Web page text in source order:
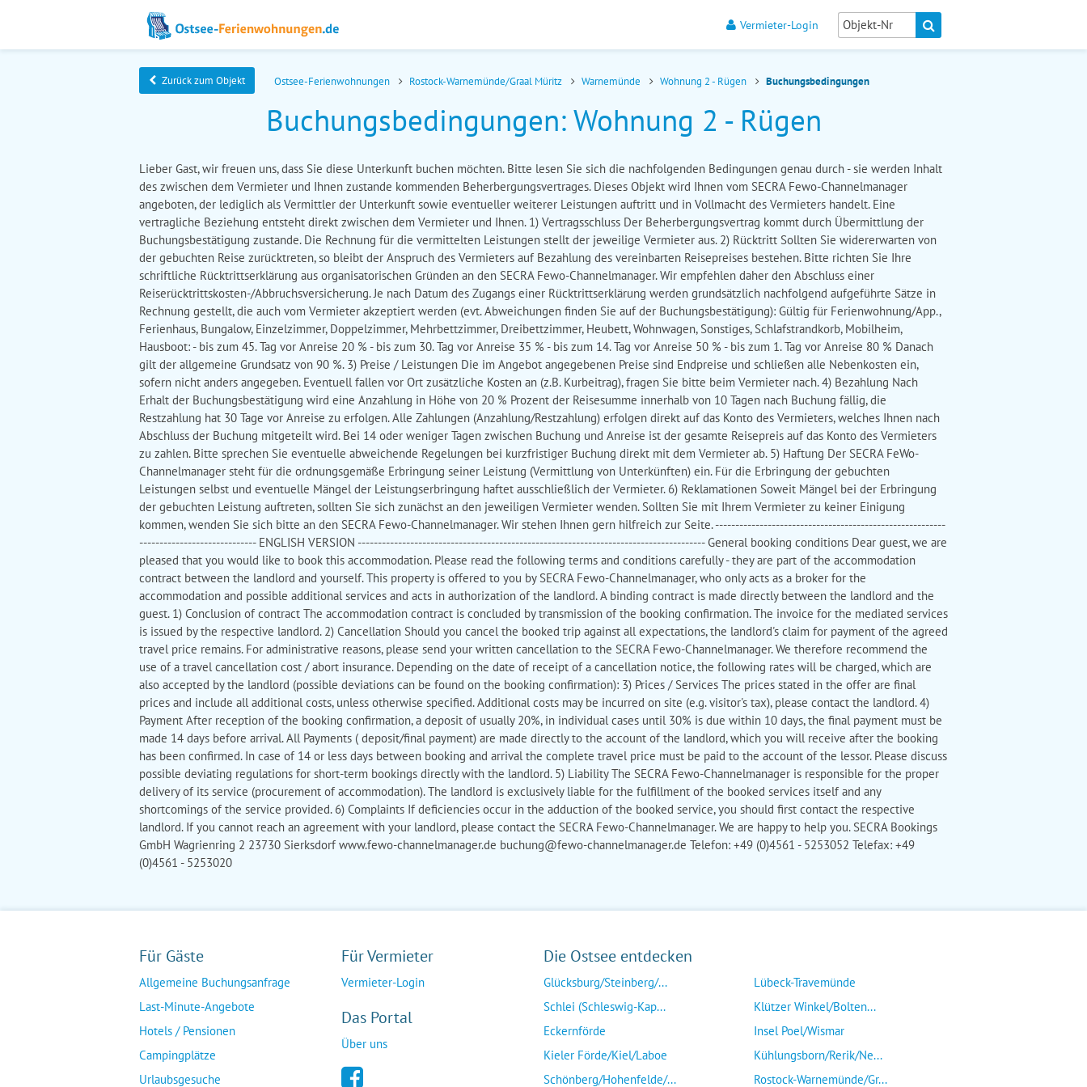
Vermieter-Login
Zurück zum Objekt Ostsee-Ferienwohnungen Rostock-Warnemünde/Graal Müritz Warnemünde Wohnung 2 - Rügen Buchungsbedingungen
Buchungsbedingungen: Wohnung 2 - Rügen
Lieber Gast, wir freuen uns, dass Sie diese Unterkunft buchen möchten. Bitte lesen Sie sich die nachfolgenden Bedingungen genau durch - sie werden Inhalt
des zwischen dem Vermieter und Ihnen zustande kommenden Beherbergungsvertrages. Dieses Objekt wird Ihnen vom SECRA Fewo-Channelmanager
angeboten, der lediglich als Vermittler der Unterkunft sowie eventueller weiterer Leistungen auftritt und in Vollmacht des Vermieters handelt. Eine
vertragliche Beziehung entsteht direkt zwischen dem Vermieter und Ihnen. 1) Vertragsschluss Der Beherbergungsvertrag kommt durch Übermittlung der
Buchungsbestätigung zustande. Die Rechnung für die vermittelten Leistungen stellt der jeweilige Vermieter aus. 2) Rücktritt Sollten Sie widererwarten von
der gebuchten Reise zurücktreten, so bleibt der Anspruch des Vermieters auf Bezahlung des vereinbarten Reisepreises bestehen. Bitte richten Sie Ihre
schriftliche Rücktrittserklärung aus organisatorischen Gründen an den SECRA Fewo-Channelmanager. Wir empfehlen daher den Abschluss einer
Reiserücktrittskosten-/Abbruchsversicherung. Je nach Datum des Zugangs einer Rücktrittserklärung werden grundsätzlich nachfolgend aufgeführte Sätze in
Rechnung gestellt, die auch vom Vermieter akzeptiert werden (evt. Abweichungen finden Sie auf der Buchungsbestätigung): Gültig für Ferienwohnung/App.,
Ferienhaus, Bungalow, Einzelzimmer, Doppelzimmer, Mehrbettzimmer, Dreibettzimmer, Heubett, Wohnwagen, Sonstiges, Schlafstrandkorb, Mobilheim,
Hausboot: - bis zum 45. Tag vor Anreise 20 % - bis zum 30. Tag vor Anreise 35 % - bis zum 14. Tag vor Anreise 50 % - bis zum 1. Tag vor Anreise 80 % Danach
gilt der allgemeine Grundsatz von 90 %. 3) Preise / Leistungen Die im Angebot angegebenen Preise sind Endpreise und schließen alle Nebenkosten ein,
sofern nicht anders angegeben. Eventuell fallen vor Ort zusätzliche Kosten an (z.B. Kurbeitrag), fragen Sie bitte beim Vermieter nach. 4) Bezahlung Nach
Erhalt der Buchungsbestätigung wird eine Anzahlung in Höhe von 20 % Prozent der Reisesumme innerhalb von 10 Tagen nach Buchung fällig, die
Restzahlung hat 30 Tage vor Anreise zu erfolgen. Alle Zahlungen (Anzahlung/Restzahlung) erfolgen direkt auf das Konto des Vermieters, welches Ihnen nach
Abschluss der Buchung mitgeteilt wird. Bei 14 oder weniger Tagen zwischen Buchung und Anreise ist der gesamte Reisepreis auf das Konto des Vermieters
zu zahlen. Bitte sprechen Sie eventuelle abweichende Regelungen bei kurzfristiger Buchung direkt mit dem Vermieter ab. 5) Haftung Der SECRA FeWo-
Channelmanager steht für die ordnungsgemäße Erbringung seiner Leistung (Vermittlung von Unterkünften) ein. Für die Erbringung der gebuchten
Leistungen selbst und eventuelle Mängel der Leistungserbringung haftet ausschließlich der Vermieter. 6) Reklamationen Soweit Mängel bei der Erbringung
der gebuchten Leistung auftreten, sollten Sie sich zunächst an den jeweiligen Vermieter wenden. Sollten Sie mit Ihrem Vermieter zu keiner Einigung
kommen, wenden Sie sich bitte an den SECRA Fewo-Channelmanager. Wir stehen Ihnen gern hilfreich zur Seite. ---------------------------------------------------------
----------------------------- ENGLISH VERSION -------------------------------------------------------------------------------------- General booking conditions Dear guest, we are
pleased that you would like to book this accommodation. Please read the following terms and conditions carefully - they are part of the accommodation
contract between the landlord and yourself. This property is offered to you by SECRA Fewo-Channelmanager, who only acts as a broker for the
accommodation and possible additional services and acts in authorization of the landlord. A binding contract is made directly between the landlord and the
guest. 1) Conclusion of contract The accommodation contract is concluded by transmission of the booking confirmation. The invoice for the mediated services
is issued by the respective landlord. 2) Cancellation Should you cancel the booked trip against all expectations, the landlord's claim for payment of the agreed
travel price remains. For administrative reasons, please send your written cancellation to the SECRA Fewo-Channelmanager. We therefore recommend the
use of a travel cancellation cost / abort insurance. Depending on the date of receipt of a cancellation notice, the following rates will be charged, which are
also accepted by the landlord (possible deviations can be found on the booking confirmation): 3) Prices / Services The prices stated in the offer are final
prices and include all additional costs, unless otherwise specified. Additional costs may be incurred on site (e.g. visitor's tax), please contact the landlord. 4)
Payment After reception of the booking confirmation, a deposit of usually 20%, in individual cases until 30% is due within 10 days, the final payment must be
made 14 days before arrival. All Payments ( deposit/final payment) are made directly to the account of the landlord, which you will receive after the booking
has been confirmed. In case of 14 or less days between booking and arrival the complete travel price must be paid to the account of the lessor. Please discuss
possible deviating regulations for short-term bookings directly with the landlord. 5) Liability The SECRA Fewo-Channelmanager is responsible for the proper
delivery of its service (procurement of accommodation). The landlord is exclusively liable for the fulfillment of the booked services itself and any
shortcomings of the service provided. 6) Complaints If deficiencies occur in the adduction of the booked service, you should first contact the respective
landlord. If you cannot reach an agreement with your landlord, please contact the SECRA Fewo-Channelmanager. We are happy to help you. SECRA Bookings
GmbH Wagrienring 2 23730 Sierksdorf www.fewo-channelmanager.de buchung@fewo-channelmanager.de Telefon: +49 (0)4561 - 5253052 Telefax: +49
(0)4561 - 5253020
Für Gäste
Allgemeine Buchungsanfrage
Last-Minute-Angebote
Hotels / Pensionen
Campingplätze
Urlaubsgesuche
Für Vermieter
Vermieter-Login
Das Portal
Über uns
Die Ostsee entdecken
Glücksburg/Steinberg/...
Schlei (Schleswig-Kap...
Eckernförde
Kieler Förde/Kiel/Laboe
Schönberg/Hohenfelde/...
Lübeck-Travemünde
Klützer Winkel/Bolten...
Insel Poel/Wismar
Kühlungsborn/Rerik/Ne...
Rostock-Warnemünde/Gr...